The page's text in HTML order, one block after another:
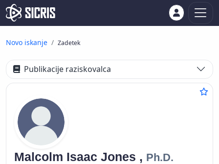
Novo iskanje Zadetek
Publikacije raziskovalca
Malcolm Isaac Jones , Ph.D.